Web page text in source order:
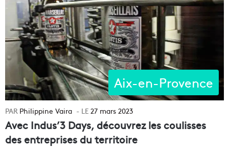
Aix-en-Provence
Philippine Vaira 27 mars 2023
Avec Indus’3 Days, découvrez les coulisses
des entreprises du territoire